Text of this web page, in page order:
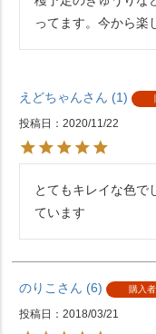
ってます。今から楽
えどちゃん 1
投稿日 2020/11/22
とてもキレイな色で
ています
のりこ 6 購入者
投稿日 2018/03/21